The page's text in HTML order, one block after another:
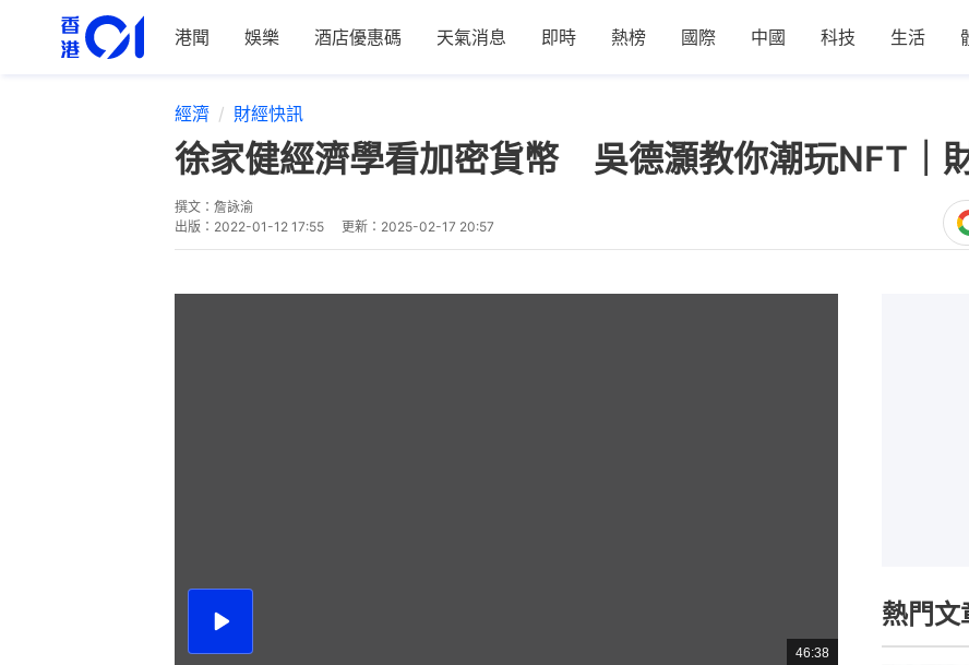
港聞 娛樂 酒店優惠碼 天氣消息 即時 熱榜 國際 中國 科技 生活
經濟 財經快訊
徐家健經濟學看加密貨幣 吳德灝教你潮玩NFT｜
撰文： 詹詠渝
出版： 2022-01-12 17:55 更新： 2025-02-17 20:57
播
總
46:38
熱門文